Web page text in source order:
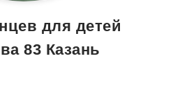
для детей
83 Казань